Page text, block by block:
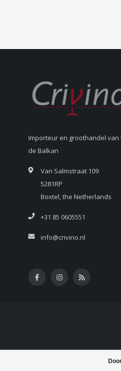
Importeur en groothandel van
de Balkan
Van Salmstraat 109
5281RP
Boxtel, the Netherlands
+31 85 0605551
info@crivino.nl